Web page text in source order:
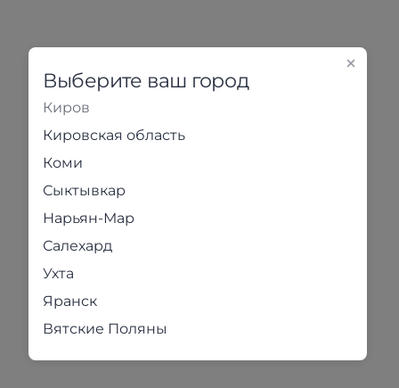
Выберите ваш город
Киров
Кировская область
Коми
Сыктывкар
Нарьян-Мар
Салехард
Ухта
Яранск
Вятские Поляны